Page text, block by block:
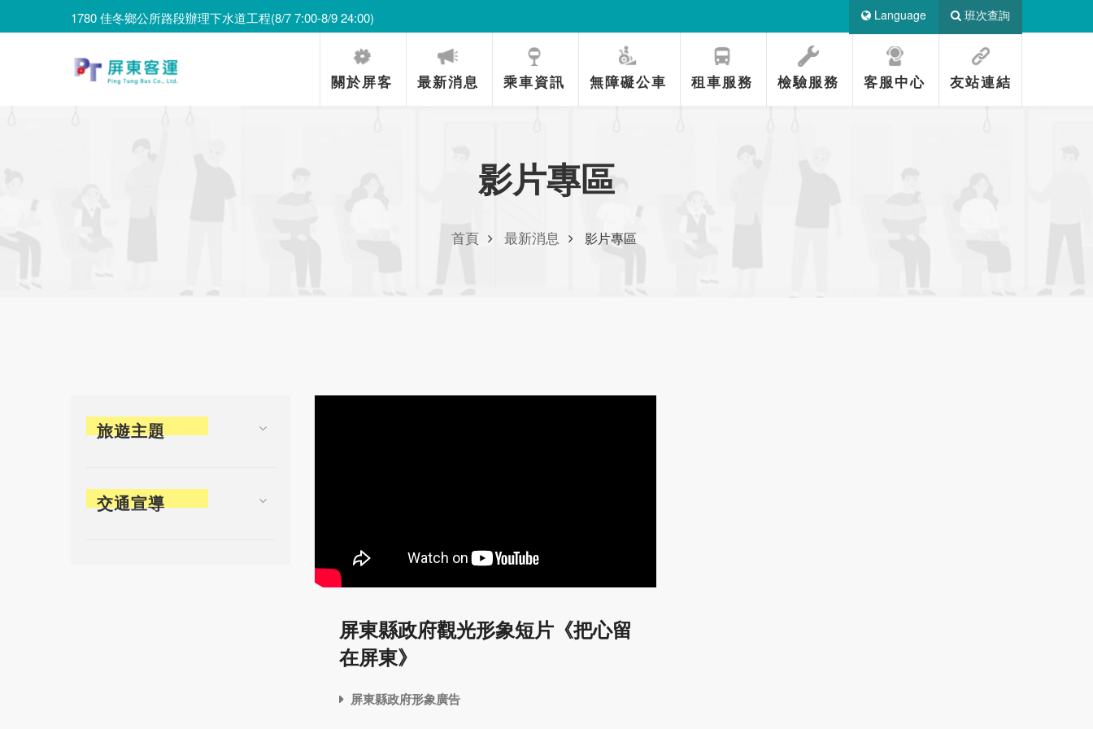
1780 佳冬鄉公所路段辦理下水道工程(8/7 7:00-8/9 24:00)
1780 佳冬鄉公所路段辦理下水道工程(8/7 7:00-8/9 24:00)
Language 班次查詢
關於屏客 最新消息 乘車資訊 無障礙公車 租車服務 檢驗服務 客服中心 友站連結
影片專區
首頁 最新消息 影片專區
旅遊主題
交通宣導
屏東縣政府觀光形象短片《把心留
在屏東》
屏東縣政府形象廣告